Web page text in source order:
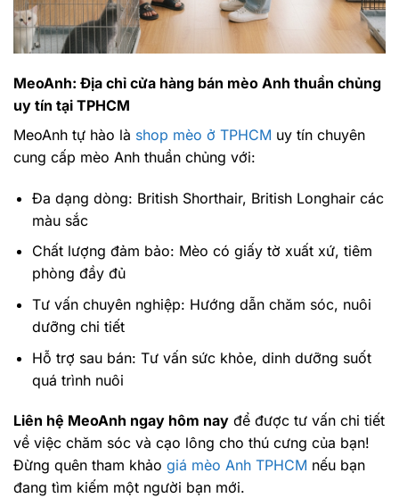
MeoAnh: Địa chỉ cửa hàng bán mèo Anh thuần chủng
uy tín tại TPHCM
MeoAnh tự hào là shop mèo ở TPHCM uy tín chuyên
cung cấp mèo Anh thuần chủng với:
Đa dạng dòng: British Shorthair, British Longhair các
màu sắc
Chất lượng đảm bảo: Mèo có giấy tờ xuất xứ, tiêm
phòng đầy đủ
Tư vấn chuyên nghiệp: Hướng dẫn chăm sóc, nuôi
dưỡng chi tiết
Hỗ trợ sau bán: Tư vấn sức khỏe, dinh dưỡng suốt
quá trình nuôi
Liên hệ MeoAnh ngay hôm nay để được tư vấn chi tiết
về việc chăm sóc và cạo lông cho thú cưng của bạn!
Đừng quên tham khảo giá mèo Anh TPHCM nếu bạn
đang tìm kiếm một người bạn mới.